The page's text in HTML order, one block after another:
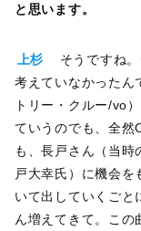
と思います。
上杉
そうですね。
考えていなかったん
トリー・クルー/vo
ていうのでも、全然
も、長戸さん（当時
戸大幸氏）に機会
いて出していくごと
ん増えてきて。この